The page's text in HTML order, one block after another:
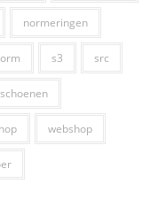
normeringen
s3 src
webshop